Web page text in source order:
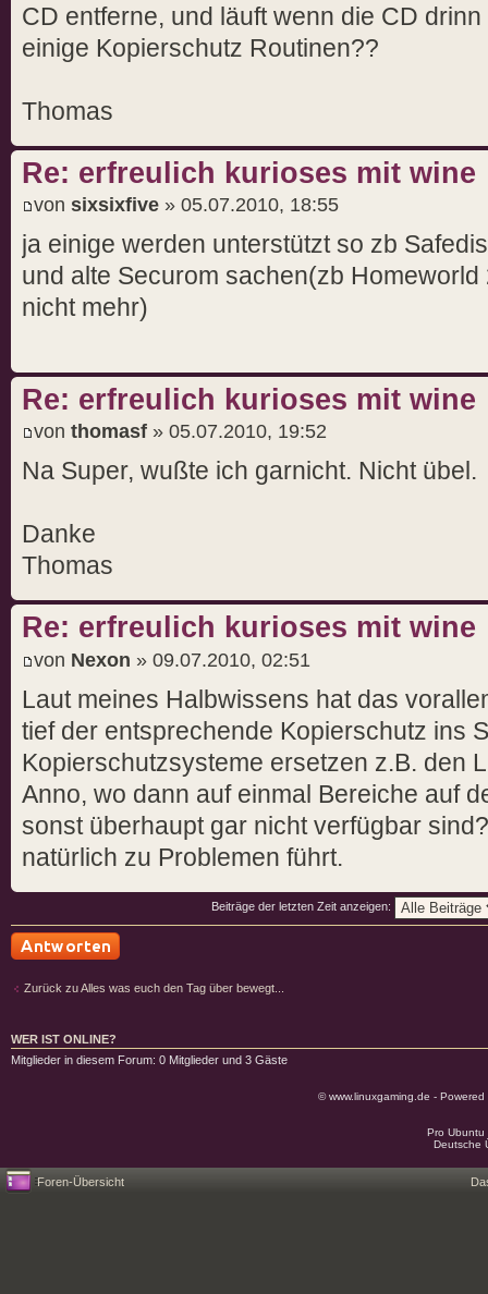
CD entferne, und läuft wenn die CD
einige Kopierschutz Routinen??
Thomas
Re: erfreulich kurioses mit wine
von sixsixfive » 05.07.2010, 18:55
ja einige werden unterstützt so zb
und alte Securom sachen(zb
nicht mehr)
Re: erfreulich kurioses mit wine
von thomasf » 05.07.2010, 19:52
Na Super, wußte ich garnicht. Nicht übel.
Danke
Thomas
Re: erfreulich kurioses mit wine
von Nexon » 09.07.2010, 02:51
Laut meines Halbwissens hat das
tief der entsprechende Kopierschutz ins
Kopierschutzsysteme ersetzen z.B. den
Anno, wo dann auf einmal Bereiche auf
sonst überhaupt gar nicht verfügbar
natürlich zu Problemen führt.
Beiträge der letzten Zeit anzeigen:
Zurück zu Alles was euch den Tag über bewegt...
WER IST ONLINE?
Mitglieder in diesem Forum: 0 Mitglieder und 3 Gäste
© www.linuxgaming.de -
Pro
Deutsche
Foren-Übersicht